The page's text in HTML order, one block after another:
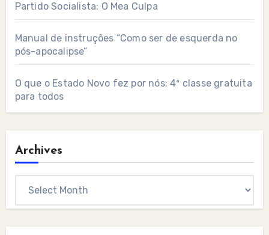
Partido Socialista: O Mea Culpa
Manual de instruções “Como ser de esquerda no
pós-apocalipse”
O que o Estado Novo fez por nós: 4ª classe gratuita
para todos
Archives